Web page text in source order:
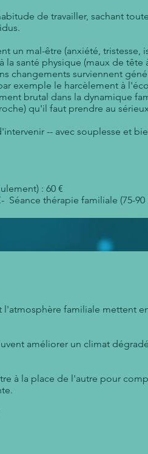
de travailler, sachant
un mal-être (anxiété,
santé physique (maux de
changements surviennent
exemple le harcèlement à
brutal dans la dynamique
qu'il faut prendre au
-- avec souplesse et
: 60 €
thérapie familiale (75-
familiale mettent
améliorer un climat
à la place de l'autre pour